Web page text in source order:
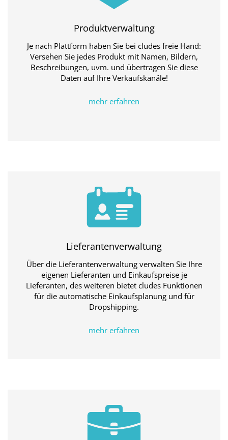
Produktverwaltung
Je nach Plattform haben Sie bei cludes freie Hand:
Versehen Sie jedes Produkt mit Namen, Bildern,
Beschreibungen, uvm. und übertragen Sie diese
Daten auf Ihre Verkaufskanäle!
mehr erfahren
Lieferantenverwaltung
Über die Lieferantenverwaltung verwalten Sie Ihre
eigenen Lieferanten und Einkaufspreise je
Lieferanten, des weiteren bietet cludes Funktionen
für die automatische Einkaufsplanung und für
Dropshipping.
mehr erfahren